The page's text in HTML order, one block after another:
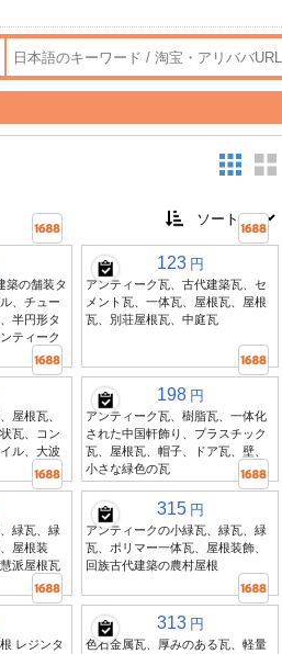
築の舗装タ
、チュー
半円形タ
ティーク
123 円
アンティーク瓦、古代建築瓦、セ
メント瓦、一体瓦、屋根瓦、屋根
瓦、別荘屋根瓦、中庭瓦
屋根瓦、
瓦、コン
ル、大波
198 円
アンティーク瓦、樹脂瓦、一体化
された中国軒飾り、プラスチック
瓦、屋根瓦、帽子、ドア瓦、壁、
小さな緑色の瓦
緑瓦、緑
屋根装
派屋根瓦
315 円
アンティークの小緑瓦、緑瓦、緑
瓦、ポリマー一体瓦、屋根装飾、
回族古代建築の農村屋根
レジンタ
313 円
色石金属瓦、厚みのある瓦、軽量